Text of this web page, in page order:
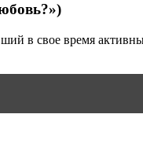
в свое время